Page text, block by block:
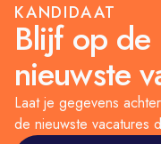
KANDIDAAT
Blijf op
nieuwste
Laat je gegevens
de nieuwste vacatures